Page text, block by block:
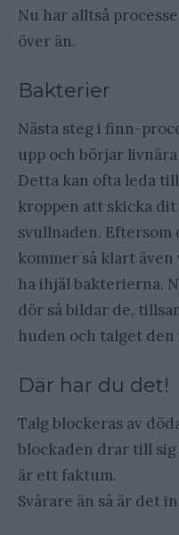
Nu har alltså
över än.
Bakterier
Nästa steg i finn-
upp och börjar
Detta kan ofta leda
kroppen att skicka
svullnaden. Eftersom
kommer så klart
ha ihjäl bakterierna.
dör så bildar de,
huden och talget
Där har du det!
Talg blockeras av
blockaden drar till
är ett faktum.
Svårare än så är det